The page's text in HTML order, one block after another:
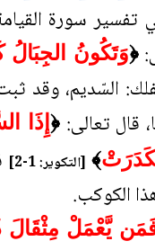
تفسير سورة
﴿وَتَكُونُ الجِبَالُ
السّديم، وقد
قال تعالى: ﴿ إِذَا
﴾ [التكوير: 1-2]
الكوكب.
يَّعْمَلْ مِثْقَالَ